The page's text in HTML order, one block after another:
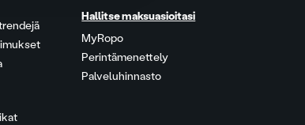
Hallitse maksuasioitasi
MyRopo
Perintämenettely
Palveluhinnasto